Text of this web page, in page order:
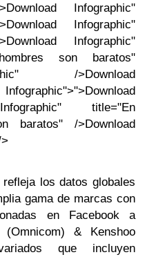
Infographic"
Infographic"
Infographic"
son baratos"
/>Download
title="En
baratos" />Download
los datos globales
gama de marcas con
en Facebook a
& Kenshoo
que incluyen